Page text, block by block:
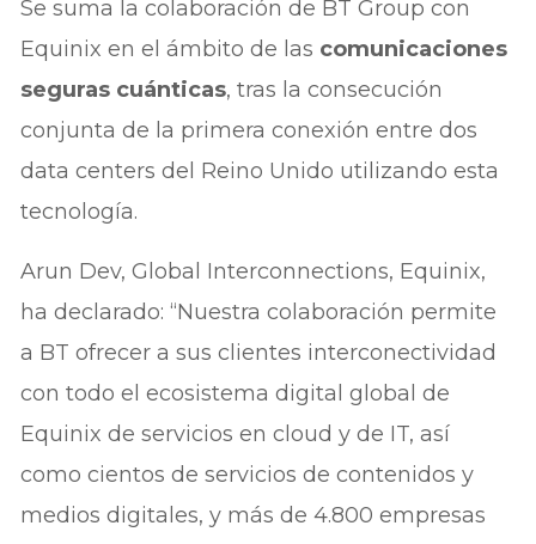
Se suma la colaboración de BT Group con
Equinix en el ámbito de las comunicaciones
seguras cuánticas, tras la consecución
conjunta de la primera conexión entre dos
data centers del Reino Unido utilizando esta
tecnología.
Arun Dev, Global Interconnections, Equinix,
ha declarado: “Nuestra colaboración permite
a BT ofrecer a sus clientes interconectividad
con todo el ecosistema digital global de
Equinix de servicios en cloud y de IT, así
como cientos de servicios de contenidos y
medios digitales, y más de 4.800 empresas